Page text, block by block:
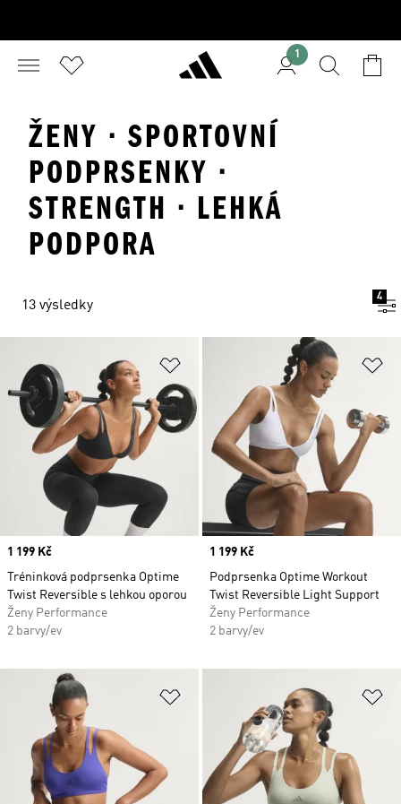
1
ŽENY · SPORTOVNÍ
PODPRSENKY ·
STRENGTH · LEHKÁ
PODPORA
13 výsledky
4
Přidat do seznamu přání
Price
1 199 Kč
Tréninková podprsenka Optime
Twist Reversible s lehkou oporou
Ženy Performance
2 barvy/ev
Price
1 199 Kč
Podprsenka Optime Workout
Twist Reversible Light Support
Ženy Performance
2 barvy/ev
Přidat do seznamu přání